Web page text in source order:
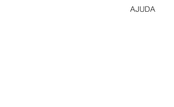
AJUDA